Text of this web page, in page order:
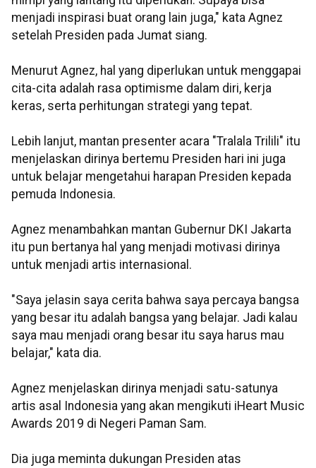
menjadi inspirasi buat orang lain juga," kata Agnez
setelah Presiden pada Jumat siang.
Menurut Agnez, hal yang diperlukan untuk menggapai
cita-cita adalah rasa optimisme dalam diri, kerja
keras, serta perhitungan strategi yang tepat.
Lebih lanjut, mantan presenter acara "Tralala Trilili" itu
menjelaskan dirinya bertemu Presiden hari ini juga
untuk belajar mengetahui harapan Presiden kepada
pemuda Indonesia.
Agnez menambahkan mantan Gubernur DKI Jakarta
itu pun bertanya hal yang menjadi motivasi dirinya
untuk menjadi artis internasional.
"Saya jelasin saya cerita bahwa saya percaya bangsa
yang besar itu adalah bangsa yang belajar. Jadi kalau
saya mau menjadi orang besar itu saya harus mau
belajar," kata dia.
Agnez menjelaskan dirinya menjadi satu-satunya
artis asal Indonesia yang akan mengikuti iHeart Music
Awards 2019 di Negeri Paman Sam.
Dia juga meminta dukungan Presiden atas